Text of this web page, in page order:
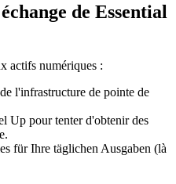
de Essential
actifs numériques :
l'infrastructure de pointe de
Up pour tenter d'obtenir des
für Ihre täglichen Ausgaben (là